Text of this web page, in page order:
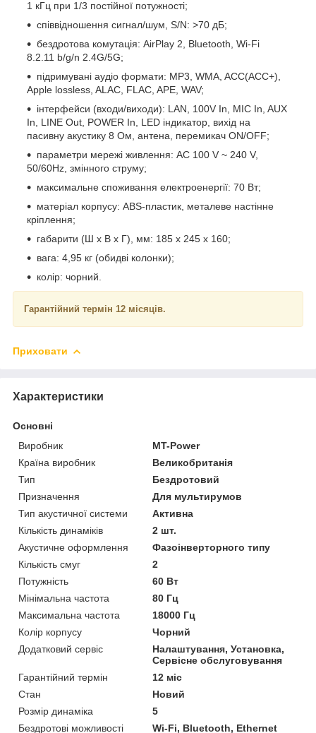
1 кГц при 1/3 постійної потужності;
співвідношення сигнал/шум, S/N: >70 дБ;
бездротова комутація: AirPlay 2, Bluetooth, Wi-Fi
8.2.11 b/g/n 2.4G/5G;
підримувані аудіо формати: MP3, WMA, ACC(ACC+),
Apple lossless, ALAC, FLAC, APE, WAV;
інтерфейси (входи/виходи): LAN, 100V In, MIC In, AUX
In, LINE Out, POWER In, LED індикатор, вихід на
пасивну акустику 8 Ом, антена, перемикач ON/OFF;
параметри мережі живлення: AC 100 V ~ 240 V,
50/60Hz, змінного струму;
максимальне споживання електроенергії: 70 Вт;
матеріал корпусу: ABS-пластик, металеве настінне
кріплення;
габарити (Ш х В х Г), мм: 185 х 245 х 160;
вага: 4,95 кг (обидві колонки);
колір: чорний.
Гарантійний термін 12 місяців.
Приховати
Характеристики
Основні
Виробник
MT-Power
Країна виробник
Великобританія
Тип
Бездротовий
Призначення
Для мультирумов
Тип акустичної системи
Активна
Кількість динаміків
2 шт.
Акустичне оформлення
Фазоінверторного типу
Кількість смуг
2
Потужність
60 Вт
Мінімальна частота
80 Гц
Максимальна частота
18000 Гц
Колір корпусу
Чорний
Додатковий сервіс
Налаштування, Установка,
Сервісне обслуговування
Гарантійний термін
12 міс
Стан
Новий
Розмір динаміка
5
Бездротові можливості
Wi-Fi, Bluetooth, Ethernet